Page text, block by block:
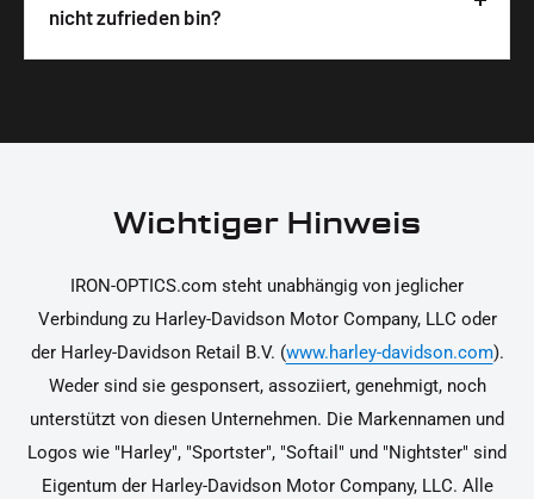
unterstützen dich dabei, die Teile sicher und
korrekt an deinem Motorrad zu installieren.
Wir legen großen Wert auf hochwertige
nicht zufrieden bin?
Ja, du kannst die Teile innerhalb von 14 Tagen
Rücksendung findest du in unseren
Wichtiger Hinweis
IRON-OPTICS.com steht unabhängig von jeglicher
Verbindung zu Harley-Davidson Motor Company, LLC oder
der Harley-Davidson Retail B.V. (www.harley-davidson.com).
Weder sind sie gesponsert, assoziiert, genehmigt, noch
unterstützt von diesen Unternehmen. Die Markennamen und
Logos wie "Harley", "Sportster", "Softail" und "Nightster" sind
Eigentum der Harley-Davidson Motor Company, LLC. Alle